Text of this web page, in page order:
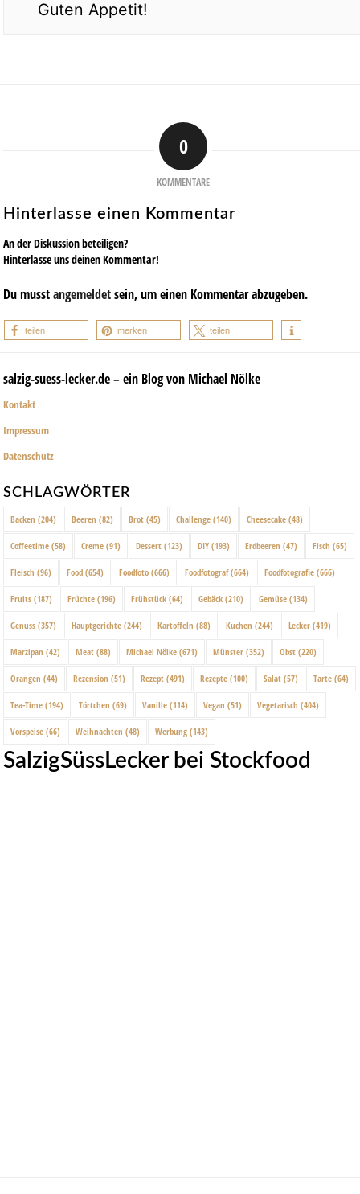
Guten Appetit!
0
KOMMENTARE
Hinterlasse einen Kommentar
An der Diskussion beteiligen?
Hinterlasse uns deinen Kommentar!
Du musstangemeldetsein, um einen Kommentar abzugeben.
teilen merken teilen
salzig-suess-lecker.de – ein Blog von Michael Nölke
Kontakt
Impressum
Datenschutz
SCHLAGWÖRTER
Backen (204) Beeren (82) Brot (45) Challenge (140) Cheesecake (48)
Coffeetime (58) Creme (91) Dessert (123) DIY (193) Erdbeeren (47) Fisch (65)
Fleisch (96) Food (654) Foodfoto (666) Foodfotograf(664) Foodfotografie (666)
Fruits (187) Früchte (196) Frühstück (64) Gebäck (210) Gemüse (134)
Genuss (357) Hauptgerichte (244) Kartoffeln (88) Kuchen (244) Lecker (419)
Marzipan (42) Meat (88) Michael Nölke (671) Münster (352) Obst (220)
Orangen (44) Rezension (51) Rezept (491) Rezepte (100) Salat (57) Tarte (64)
Tea-Time (194) Törtchen (69) Vanille (114) Vegan (51) Vegetarisch (404)
Vorspeise (66) Weihnachten (48) Werbung (143)
SalzigSüssLecker bei Stockfood